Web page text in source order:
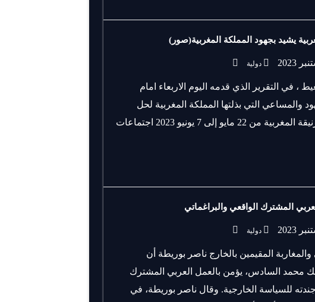
يشيد بجهود المملكة المغربية(صور)
دولية
، في التقرير الذي قدمه اليوم الاربعاء امام
والمساعي التي بذلتها المملكة المغربية لحل
الأزمة الليبية، بِمَا في ذلك استضافة مدينة بوزنيقة المغربية من 22 مايو إلى 7 يونيو 2023 اجتماعات
المشترك الواقعي والبراغماتي
دولية
المقيمين بالخارج ناصر بوريطة أن
محمد السادس، يؤمن بالعمل العربي المشترك
للسياسة الخارجية. وقال ناصر بوريطة، في